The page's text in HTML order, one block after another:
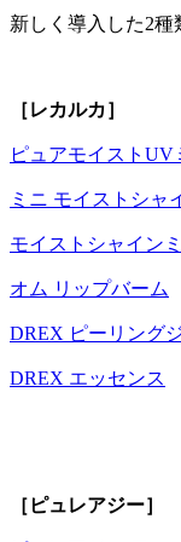
新しく導入した2種
［レカルカ］
ピュアモイストUV
ミニ モイストシャ
モイストシャイン
オム リップバーム
DREX ピーリング
DREX エッセンス
［ピュレアジー］